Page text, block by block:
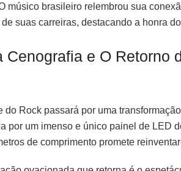
músico brasileiro relembrou sua
suas carreiras, destacando a honra
Cenografia e O Retorno
do Rock passará por uma
por um imenso e único painel de LED
de comprimento promete